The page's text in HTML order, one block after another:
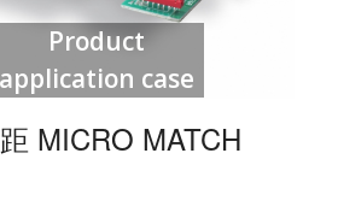
Product
application case
MICRO MATCH